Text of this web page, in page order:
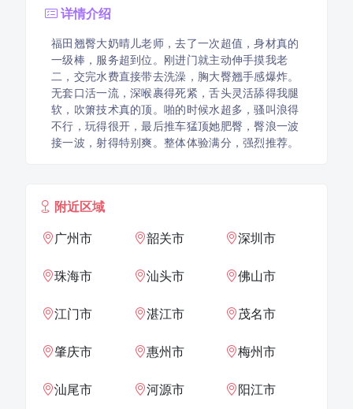
详情介绍
福田翘臀大奶晴儿老师，去了一次超值，身材真的
一级棒，服务超到位。刚进门就主动伸手摸我老
二，交完水费直接带去洗澡，胸大臀翘手感爆炸。
无套口活一流，深喉裹得死紧，舌头灵活舔得我腿
软，吹箫技术真的顶。啪的时候水超多，骚叫浪得
不行，玩得很开，最后推车猛顶她肥臀，臀浪一波
接一波，射得特别爽。整体体验满分，强烈推荐。
附近区域
广州市
韶关市 深圳市
珠海市 汕头市 佛山市
江门市 湛江市 茂名市
肇庆市 惠州市 梅州市
汕尾市 河源市 阳江市